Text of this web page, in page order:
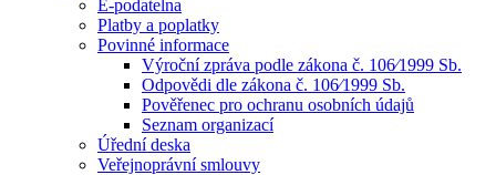
E-podatelna
Platby a poplatky
Povinné informace
Výroční zpráva podle zákona č. 106⁄1999 Sb.
Odpovědi dle zákona č. 106⁄1999 Sb.
Pověřenec pro ochranu osobních údajů
Seznam organizací
Úřední deska
Veřejnoprávní smlouvy